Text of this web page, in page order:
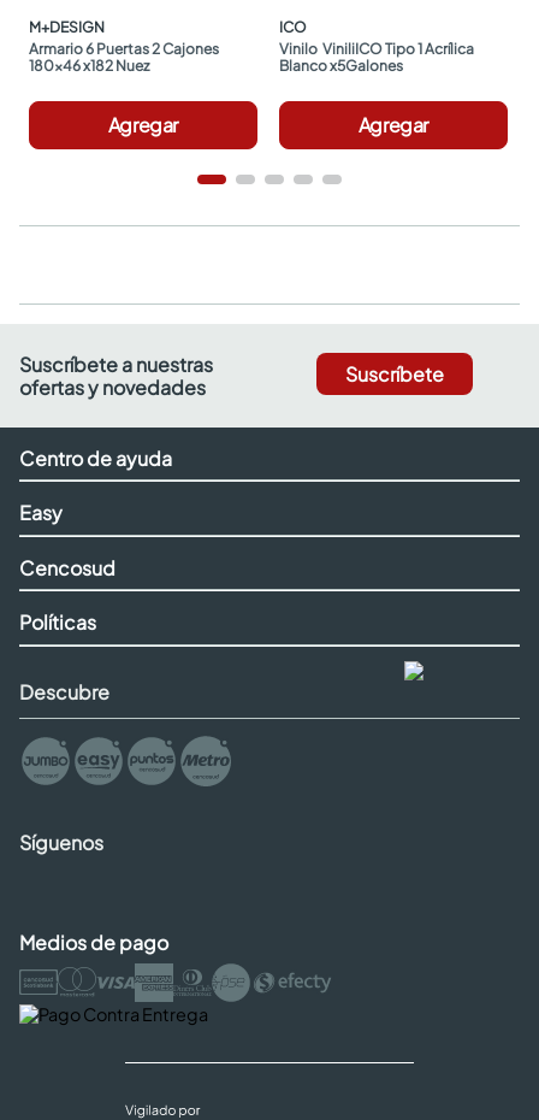
M+DESIGN
Armario 6 Puertas 2 Cajones
180x46 x182 Nuez
Agregar
ICO
Vinilo  ViniliICO Tipo 1 Acrílica
Blanco x5Galones
Agregar
Suscríbete a nuestras
ofertas y novedades
Suscríbete
Centro de ayuda
Easy
Cencosud
Políticas
Descubre
Síguenos
Medios de pago